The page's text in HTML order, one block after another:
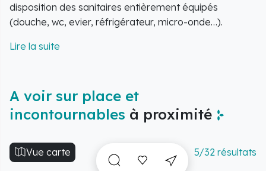
disposition des sanitaires entièrement équipés
(douche, wc, evier, réfrigérateur, micro-onde…).
Ce type de camping, dans une ferme, c’est un moyen
A voir sur place et
incontournables à proximité
Vue carte 5/32 résultats